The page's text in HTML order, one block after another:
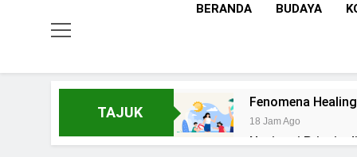
BERANDA BUDAYA
TAJUK
Fenomena
18 Jam Ago
Navigasi Prinsip